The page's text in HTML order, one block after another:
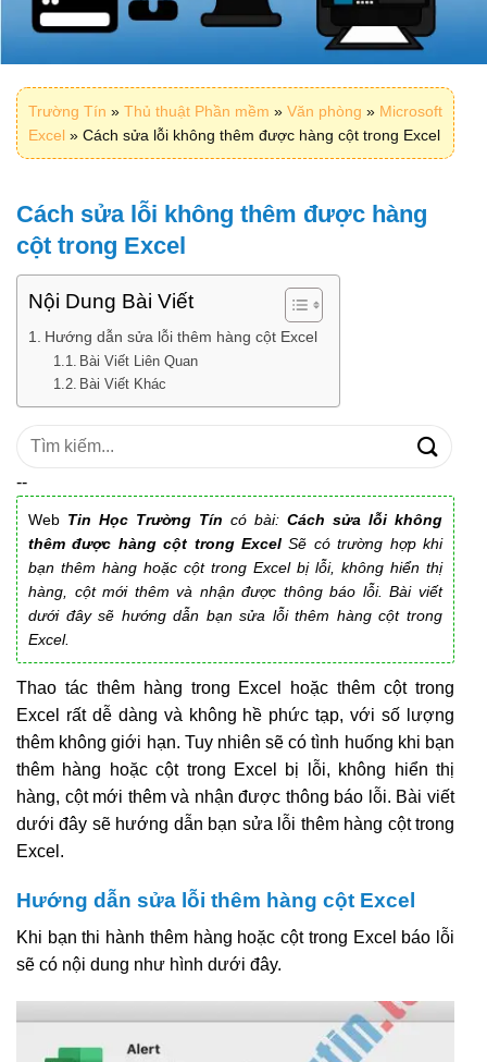
Trường Tín » Thủ thuật Phần mềm » Văn phòng » Microsoft
Excel » Cách sửa lỗi không thêm được hàng cột trong Excel
Cách sửa lỗi không thêm được hàng
cột trong Excel
Nội Dung Bài Viết
Hướng dẫn sửa lỗi thêm hàng cột Excel
Bài Viết Liên Quan
Bài Viết Khác
Tìm
--
Web Tin Học Trường Tín có bài: Cách sửa lỗi không
thêm được hàng cột trong Excel Sẽ có trường hợp khi
bạn thêm hàng hoặc cột trong Excel bị lỗi, không hiển thị
hàng, cột mới thêm và nhận được thông báo lỗi. Bài viết
dưới đây sẽ hướng dẫn bạn sửa lỗi thêm hàng cột trong
Excel.
Thao tác thêm hàng trong Excel hoặc thêm cột trong
Excel rất dễ dàng và không hề phức tạp, với số lượng
thêm không giới hạn. Tuy nhiên sẽ có tình huống khi bạn
thêm hàng hoặc cột trong Excel bị lỗi, không hiển thị
hàng, cột mới thêm và nhận được thông báo lỗi. Bài viết
dưới đây sẽ hướng dẫn bạn sửa lỗi thêm hàng cột trong
Excel.
Hướng dẫn sửa lỗi thêm hàng cột Excel
Khi bạn thi hành thêm hàng hoặc cột trong Excel báo lỗi
sẽ có nội dung như hình dưới đây.